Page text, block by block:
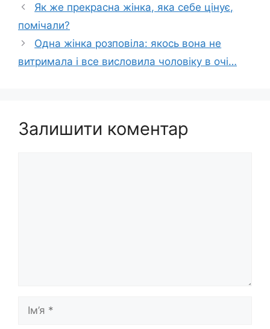
Як же прекрасна жінка, яка себе цінує,
помічали?
Одна жінка розповіла: якось вона не
витримала і все висловила чоловіку в очі…
Залишити коментар